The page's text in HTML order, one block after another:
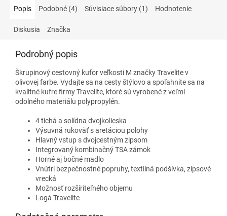
Popis Podobné (4) Súvisiace súbory (1) Hodnotenie
Diskusia Značka
Podrobný popis
Škrupinový cestovný kufor veľkosti M značky Travelite v
olivovej farbe. Vydajte sa na cesty štýlovo a spoľahnite sa na
kvalitné kufre firmy Travelite, ktoré sú vyrobené z veľmi
odolného materiálu polypropylén.
4 tichá a solídna dvojkolieska
Výsuvná rukoväť s aretáciou polohy
Hlavný vstup s dvojcestným zipsom
Integrovaný kombinačný TSA zámok
Horné aj bočné madlo
Vnútri bezpečnostné popruhy, textilná podšívka, zipsové
vrecká
Možnosť rozšíriteľného objemu
Logá Travelite